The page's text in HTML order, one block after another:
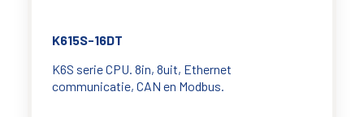
K615S-16DT
K6S serie CPU. 8in, 8uit, Ethernet
communicatie, CAN en Modbus.